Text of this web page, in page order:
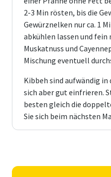
2-3 Min rösten, bis die
Gewürznelken nur ca. 1
abkühlen lassen und
Muskatnuss und
Mischung eventuell
Kibbeh sind aufwändig
sich aber gut einfrieren.
besten gleich die
Sie sich beim nächsten